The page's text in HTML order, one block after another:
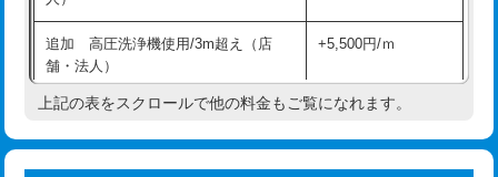
コンクリート斫り（厚さ10㎝超え）
モルタル補修（厚さ10㎝まで） 27,500円
モルタル補修（厚さ10㎝超え） 38,500円
洗面台設置 38,500円
給水管工事※（ホール加工)
給水管工事※（バンド止め) 3,300円
給水管工事※（支持金具設置) 5,500円
給水管工事※（保温材使用（バンド止
め込み）)
5,500円
追加 高圧洗浄機使用/3m超え（店
舗・法人）
+5,500円/ｍ
高度高圧洗浄換 現地調査
上記の表をスクロールで他の料金もご覧になれます。